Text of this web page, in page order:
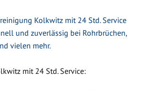
Kolkwitz mit 24 Std. Service
und zuverlässig bei Rohrbrüchen,
vielen mehr.
mit 24 Std. Service: